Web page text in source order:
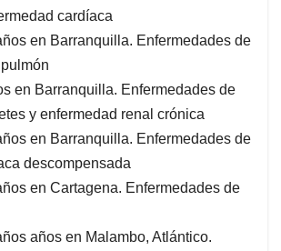
cardíaca
en Barranquilla. Enfermedades de
en Barranquilla. Enfermedades de
y enfermedad renal crónica
en Barranquilla. Enfermedades de
descompensada
en Cartagena. Enfermedades de
años en Malambo, Atlántico.